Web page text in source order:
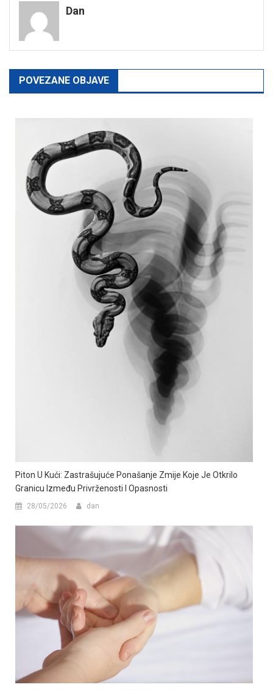
Dan
POVEZANE OBJAVE
Piton U Kući: Zastrašujuće Ponašanje Zmije Koje Je Otkrilo
Granicu Između Privrženosti I Opasnosti
28/05/2026 dan